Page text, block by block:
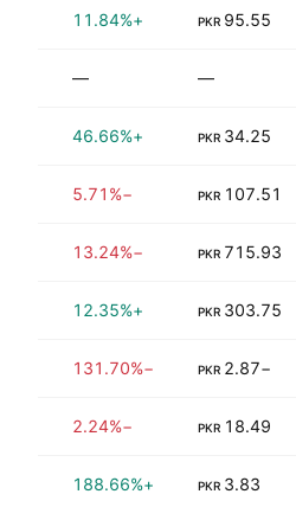
95.55
PKR
+11.84%
—
—
34.25
PKR
+46.66%
107.51
PKR
−5.71%
715.93
PKR
−13.24%
303.75
PKR
+12.35%
−2.87
PKR
−131.70%
18.49
PKR
−2.24%
3.83
PKR
+188.66%